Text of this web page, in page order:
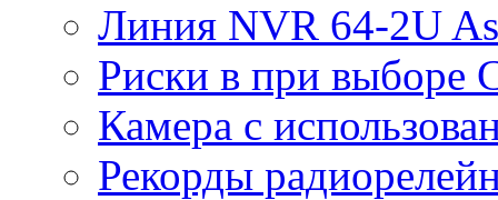
Линия NVR 64-2U
Риски в при выборе
Камера с
Рекорды